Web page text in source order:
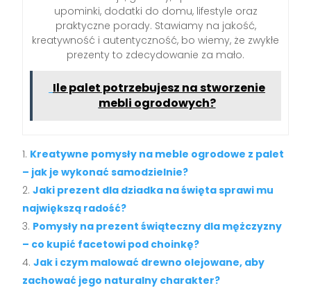
upominki, dodatki do domu, lifestyle oraz
praktyczne porady. Stawiamy na jakość,
kreatywność i autentyczność, bo wiemy, że zwykłe
prezenty to zdecydowanie za mało.
Ile palet potrzebujesz na stworzenie
mebli ogrodowych?
Kreatywne pomysły na meble ogrodowe z palet
– jak je wykonać samodzielnie?
Jaki prezent dla dziadka na święta sprawi mu
największą radość?
Pomysły na prezent świąteczny dla mężczyzny
– co kupić facetowi pod choinkę?
Jak i czym malować drewno olejowane, aby
zachować jego naturalny charakter?